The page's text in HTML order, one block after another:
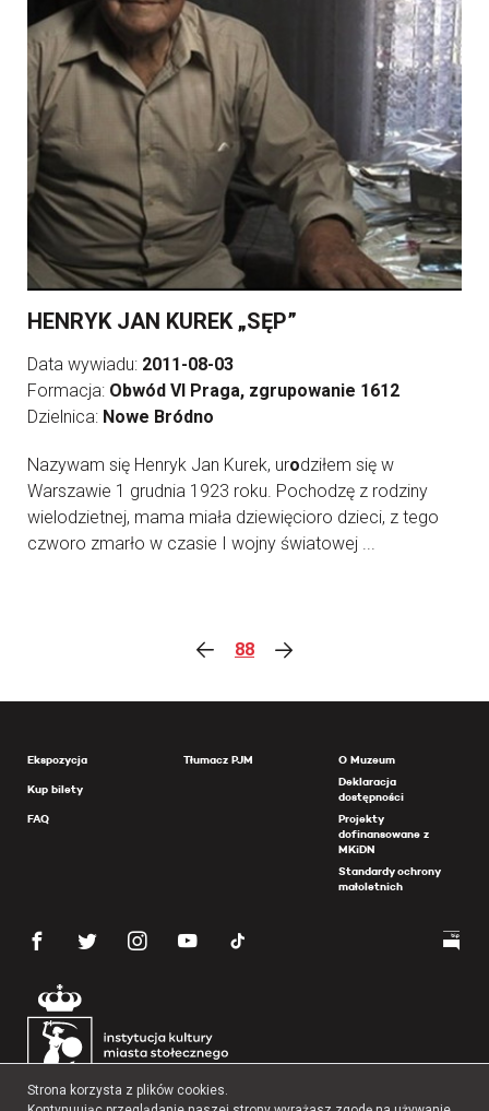
HENRYK JAN KUREK „SĘP”
Data wywiadu: 2011-08-03
Formacja: Obwód VI Praga, zgrupowanie 1612
Dzielnica: Nowe Bródno
Nazywam się Henryk Jan Kurek, urodziłem się w
Warszawie 1 grudnia 1923 roku. Pochodzę z rodziny
wielodzietnej, mama miała dziewięcioro dzieci, z tego
czworo zmarło w czasie I wojny światowej ...
88
Ekspozycja
Kup bilety
FAQ
Tłumacz PJM
O Muzeum
Deklaracja
dostępności
Projekty
dofinansowane z
MKiDN
Standardy ochrony
małoletnich
Strona korzysta z plików cookies.